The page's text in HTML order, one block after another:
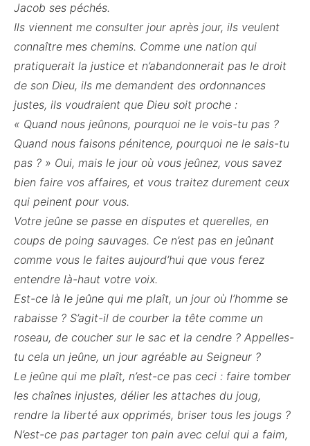
Jacob ses péchés.
Ils viennent me consulter jour après jour, ils veulent
connaître mes chemins. Comme une nation qui
pratiquerait la justice et n’abandonnerait pas le droit
de son Dieu, ils me demandent des ordonnances
justes, ils voudraient que Dieu soit proche :
« Quand nous jeûnons, pourquoi ne le vois-tu pas ?
Quand nous faisons pénitence, pourquoi ne le sais-tu
pas ? » Oui, mais le jour où vous jeûnez, vous savez
bien faire vos affaires, et vous traitez durement ceux
qui peinent pour vous.
Votre jeûne se passe en disputes et querelles, en
coups de poing sauvages. Ce n’est pas en jeûnant
comme vous le faites aujourd’hui que vous ferez
entendre là-haut votre voix.
Est-ce là le jeûne qui me plaît, un jour où l’homme se
rabaisse ? S’agit-il de courber la tête comme un
roseau, de coucher sur le sac et la cendre ? Appelles-
tu cela un jeûne, un jour agréable au Seigneur ?
Le jeûne qui me plaît, n’est-ce pas ceci : faire tomber
les chaînes injustes, délier les attaches du joug,
rendre la liberté aux opprimés, briser tous les jougs ?
N’est-ce pas partager ton pain avec celui qui a faim,